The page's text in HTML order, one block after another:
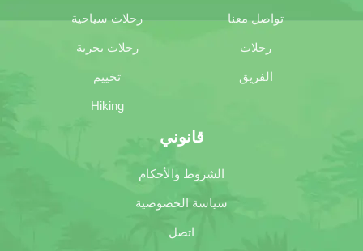
تواصل معنا
رحلات
الفريق
رحلات سياحية
رحلات بحرية
تخييم
Hiking
قانوني
الشروط والأحكام
سياسة الخصوصية
اتصل